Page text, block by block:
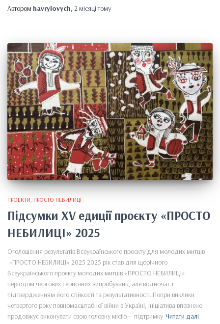
Автором havrylovych, 2 місяцітому
ПРОЕКТИ ПРОСТО НЕБИЛИЦІ
Підсумки XV едиції проєкту «ПРОСТО
НЕБИЛИЦІ» 2025
Оголошення результатів Всеукраїнського проєкту для молодих митців
«ПРОСТО НЕБИЛИЦІ» 2025 2025 рік став для щорічного
Всеукраїнського проєкту молодих митців «ПРОСТО НЕБИЛИЦІ»
періодом чергових серйозних випробувань, але водночас і
підтвердженням його стійкості та результативності. Попри виклики
четвертого року повномасштабної війни в Україні, ініціатива впевнено
продовжує виконувати свою головну місію — підтримку Читати далі